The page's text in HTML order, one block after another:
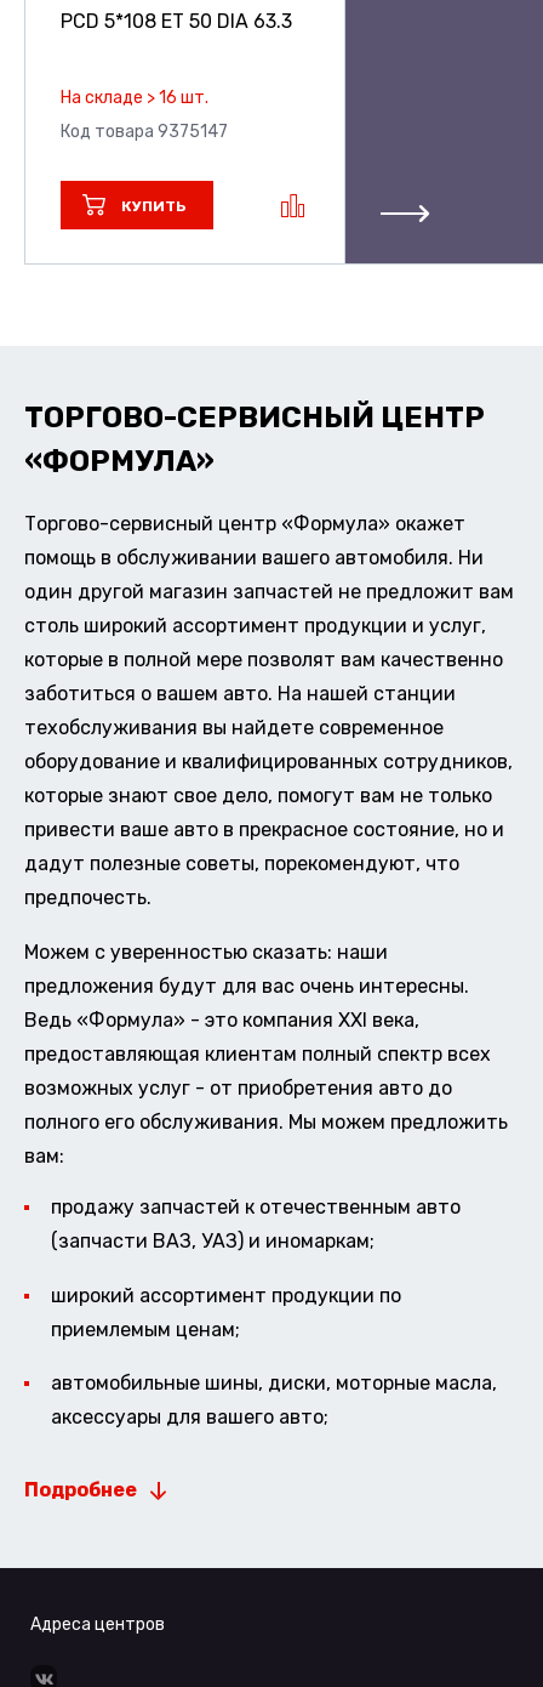
PCD 5*108 ET 50 DIA 63.3
На складе > 16 шт.
Код товара 9375147
КУПИТЬ
ТОРГОВО-СЕРВИСНЫЙ ЦЕНТР
«ФОРМУЛА»
Торгово-сервисный центр «Формула» окажет
помощь в обслуживании вашего автомобиля. Ни
один другой магазин запчастей не предложит вам
столь широкий ассортимент продукции и услуг,
которые в полной мере позволят вам качественно
заботиться о вашем авто. На нашей станции
техобслуживания вы найдете современное
оборудование и квалифицированных сотрудников,
которые знают свое дело, помогут вам не только
привести ваше авто в прекрасное состояние, но и
дадут полезные советы, порекомендуют, что
предпочесть.
Можем с уверенностью сказать: наши
предложения будут для вас очень интересны.
Ведь «Формула» - это компания XXI века,
предоставляющая клиентам полный спектр всех
возможных услуг - от приобретения авто до
полного его обслуживания. Мы можем предложить
вам:
продажу запчастей к отечественным авто
(запчасти ВАЗ, УАЗ) и иномаркам;
широкий ассортимент продукции по
приемлемым ценам;
автомобильные шины, диски, моторные масла,
аксессуары для вашего авто;
Подробнее
Адреса центров